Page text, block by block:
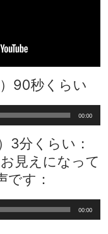
90秒くらい
00:00
3分くらい：
見えになって
です：
00:00